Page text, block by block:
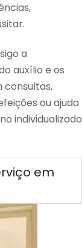
a
auxílio e os
consultas,
ou ajuda
individualizado
em